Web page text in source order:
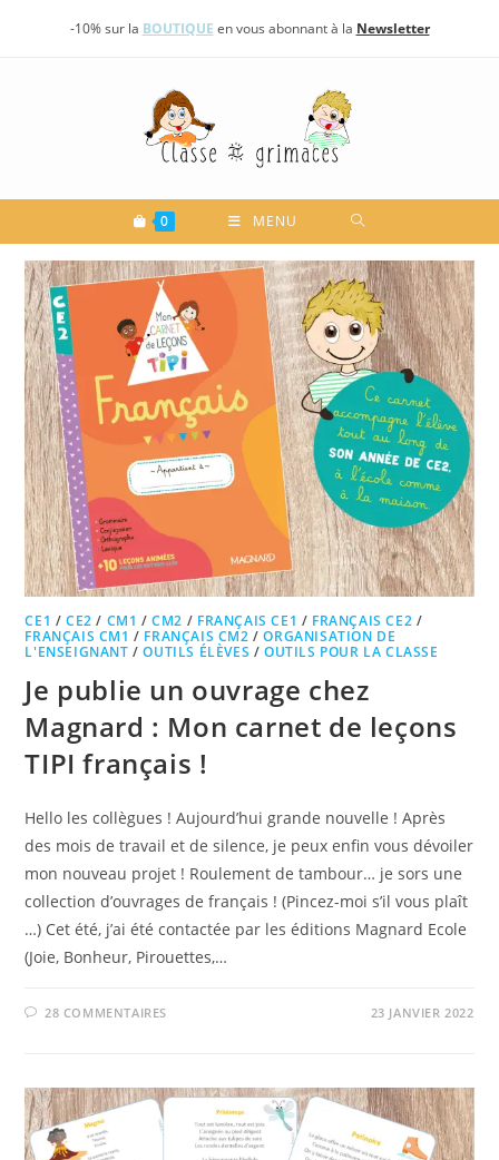
-10% sur la BOUTIQUE en vous abonnant à la Newsletter
0 MENU
CE1 /CE2 / CM1 /CM2 / FRANÇAIS CE1 / FRANÇAIS CE2 /
FRANÇAIS CM1 / FRANÇAIS CM2 /ORGANISATION DE
L'ENSEIGNANT /OUTILS ÉLÈVES /OUTILS POUR LA CLASSE
Je publie un ouvrage chez
Magnard : Mon carnet de leçons
TIPI français !
Hello les collègues ! Aujourd’hui grande nouvelle ! Après
des mois de travail et de silence, je peux enfin vous dévoiler
mon nouveau projet ! Roulement de tambour… je sors une
collection d’ouvrages de français ! (Pincez-moi s’il vous plaît
…) Cet été, j’ai été contactée par les éditions Magnard Ecole
(Joie, Bonheur, Pirouettes,…
28 COMMENTAIRES 23 JANVIER 2022